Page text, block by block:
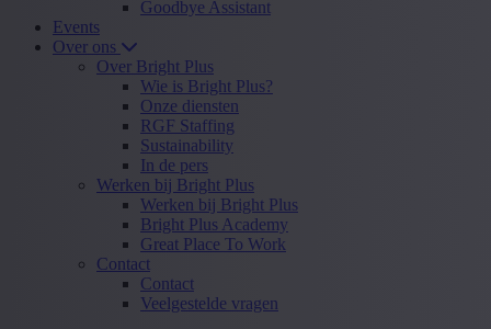
Goodbye Assistant
Events
Over ons
Over Bright Plus
Wie is Bright Plus?
Onze diensten
RGF Staffing
Sustainability
In de pers
Werken bij Bright Plus
Werken bij Bright Plus
Bright Plus Academy
Great Place To Work
Contact
Contact
Veelgestelde vragen